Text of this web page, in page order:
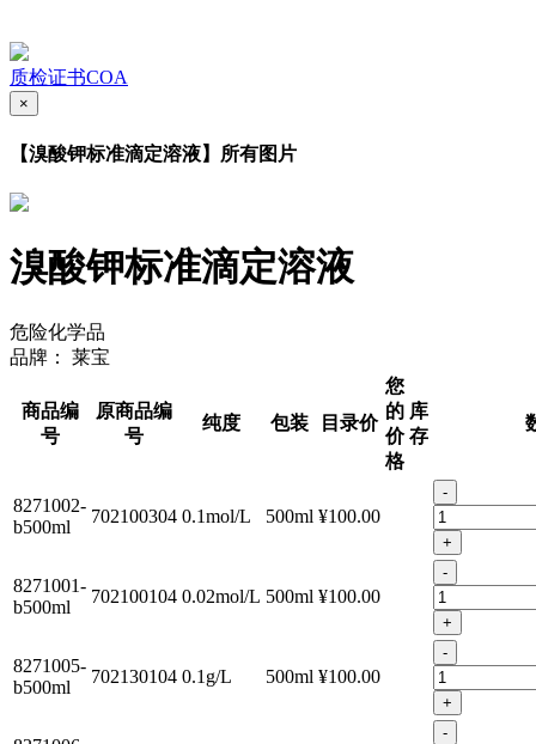
质检证书COA
×
【溴酸钾标准滴定溶液】所有图片
溴酸钾标准滴定溶液
危险化学品
品牌：
莱宝
商品编
号
原商品编
号
纯度 包装 目录价
您
的
价
格
库
存
8271002-
b500ml
702100304 0.1mol/L 500ml ¥100.00
-
+
8271001-
b500ml
702100104 0.02mol/L 500ml ¥100.00
-
+
8271005-
b500ml
702130104 0.1g/L 500ml ¥100.00
-
+
-